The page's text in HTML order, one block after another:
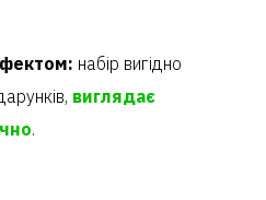
набір вигідно
виглядає
.